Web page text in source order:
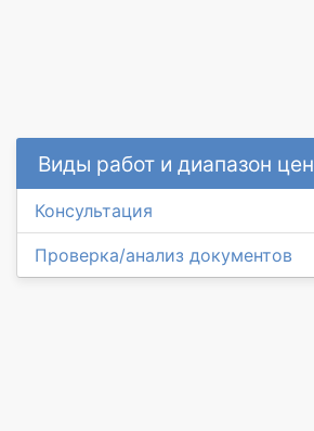
Виды работ и диапазон цен
Консультация
Проверка/анализ документов